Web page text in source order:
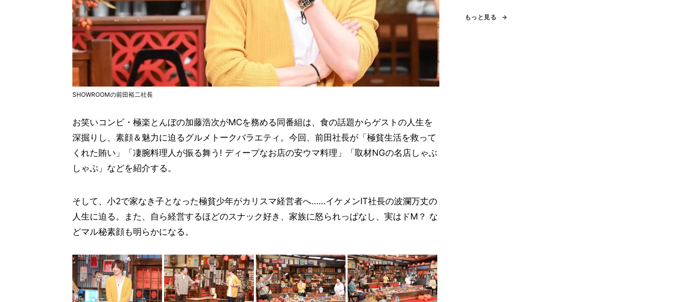
SHOWROOMの前田裕二社長
お笑いコンビ・極楽とんぼの加藤浩次がMCを務める同番組は、食の話題からゲストの人生を
深掘りし、素顔＆魅力に迫るグルメトークバラエティ。今回、前田社長が「極貧生活を救って
くれた賄い」「凄腕料理人が振る舞う! ディープなお店の安ウマ料理」「取材NGの名店しゃぶ
しゃぶ」などを紹介する。
そして、小2で家なき子となった極貧少年がカリスマ経営者へ……イケメンIT社長の波瀾万丈の
人生に迫る。また、自ら経営するほどのスナック好き、家族に怒られっぱなし、実はドM？ な
どマル秘素顔も明らかになる。
もっと見る